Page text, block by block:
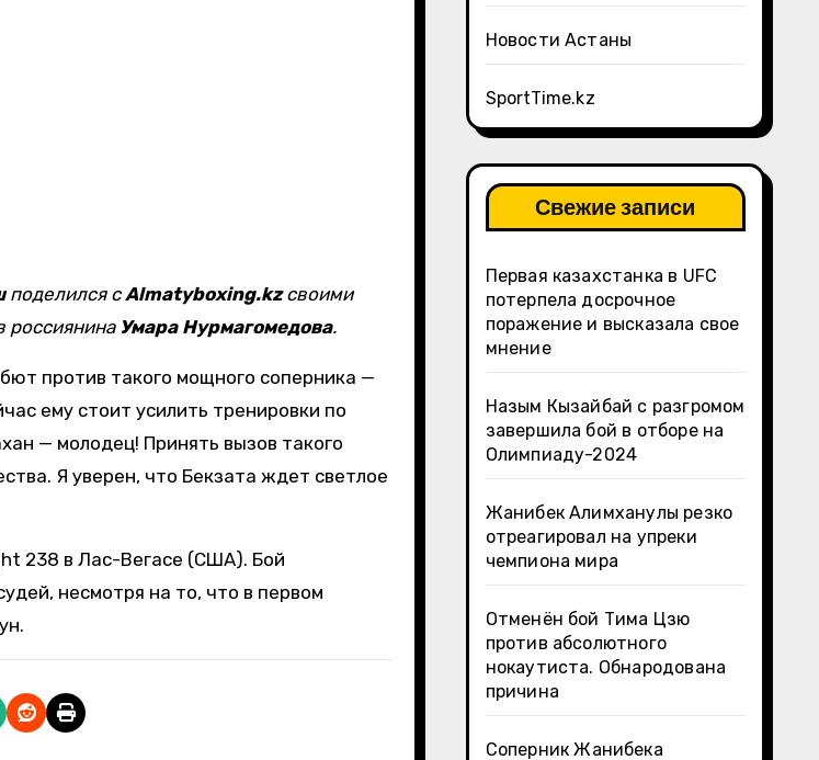
поделился сAlmatyboxing.kzсвоими
россиянина Умара Нурмагомедова.
против такого мощного соперника —
ему стоит усилить тренировки по
— молодец! Принять вызов такого
Я уверен, что Бекзата ждет светлое
238 в Лас-Вегасе (США). Бой
несмотря на то, что в первом
Новости Астаны
SportTime.kz
Свежие записи
Первая казахстанка в UFC
потерпела досрочное
поражение и высказала свое
мнение
Назым Кызайбай с разгромом
завершила бой в отборе на
Олимпиаду-2024
Жанибек Алимханулы резко
отреагировал на упреки
чемпиона мира
Отменён бой Тима Цзю
против абсолютного
нокаутиста. Обнародована
причина
Соперник Жанибека